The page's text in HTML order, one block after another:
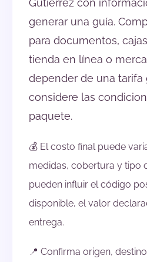
Gutiérrez con
generar una guía.
para documentos,
tienda en línea o
depender de una tarifa
considere las
paquete.
💰 El costo final puede
medidas, cobertura y tipo
pueden influir el código
disponible, el valor
entrega.
📍 Confirma origen,